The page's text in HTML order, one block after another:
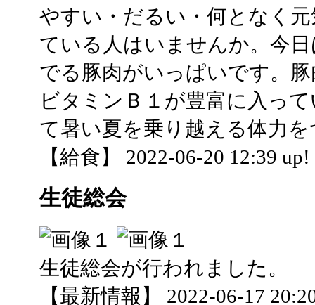
やすい・だるい・何となく
ている人はいませんか。今
でる豚肉がいっぱいです。
ビタミンＢ１が豊富に入っ
て暑い夏を乗り越える体力
【給食】 2022-06-20 12:39 up!
生徒総会
生徒総会が行われました。
【最新情報】 2022-06-17